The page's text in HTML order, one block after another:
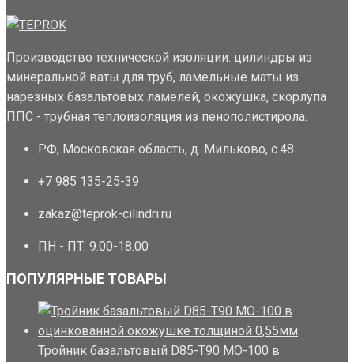
Производство технической изоляции: цилиндры из
минеральной ваты для труб, ламельные маты из
нарезных базальтовых ламелей, окожушка, скорлупа
ППС - трубная теплоизоляция из пенополистирола.
РФ, Московская область, д. Мильково, с.48
+7 985 135-25-39
zakaz@teprok-cilindri.ru
ПН - ПТ: 9.00-18.00
ПОПУЛЯРНЫЕ ТОВАРЫ
Тройник базальтовый D85-T90 MO-100 в